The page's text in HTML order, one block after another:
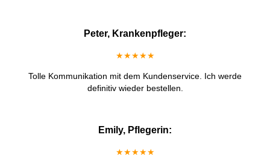
Peter, Krankenpfleger:
★★★★★
Tolle Kommunikation mit dem Kundenservice. Ich werde
definitiv wieder bestellen.
Emily, Pflegerin:
★★★★★